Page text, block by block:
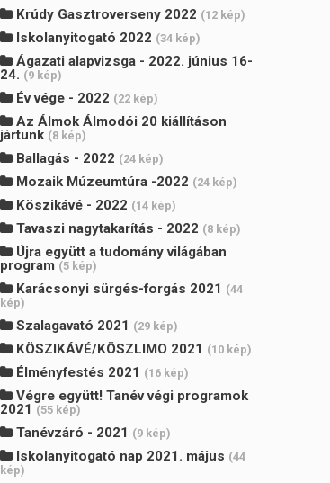
Krúdy Gasztroverseny 2022 (12 kép)
Iskolanyitogató 2022 (34 kép)
Ágazati alapvizsga - 2022. június 16-
24. (9 kép)
Év vége - 2022 (22 kép)
Az Álmok Álmodói 20 kiállításon
jártunk (8 kép)
Ballagás - 2022 (24 kép)
Mozaik Múzeumtúra -2022 (24 kép)
Köszikávé - 2022 (14 kép)
Tavaszi nagytakarítás - 2022 (8 kép)
Újra együtt a tudomány világában
program (5 kép)
Karácsonyi sürgés-forgás 2021 (44
kép)
Szalagavató 2021 (29 kép)
KÖSZIKÁVÉ/KÖSZLIMO 2021 (10 kép)
Élményfestés 2021 (16 kép)
Végre együtt! Tanév végi programok
2021 (55 kép)
Tanévzáró - 2021 (9 kép)
Iskolanyitogató nap 2021. május (44
kép)